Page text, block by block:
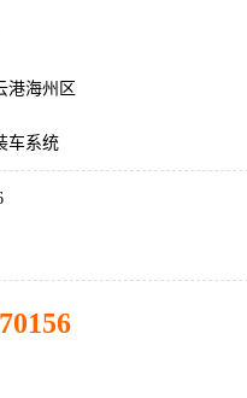
港海州区
车系统